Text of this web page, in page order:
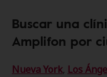
Buscar una
Amplifon por
Nueva York, Los